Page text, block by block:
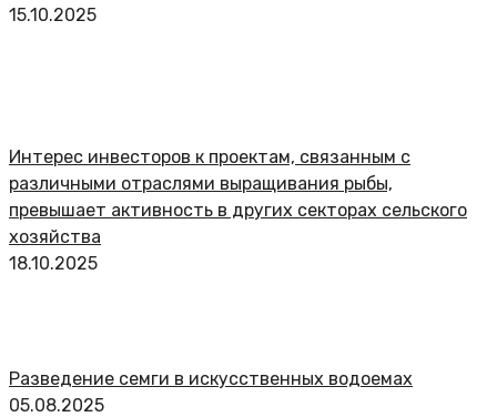
15.10.2025
Интерес инвесторов к проектам, связанным с
различными отраслями выращивания рыбы,
превышает активность в других секторах сельского
хозяйства
18.10.2025
Разведение семги в искусственных водоемах
05.08.2025